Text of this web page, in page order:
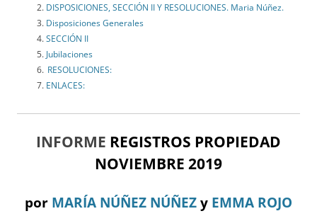
DISPOSICIONES, SECCIÓN II Y RESOLUCIONES. Maria Núñez.
Disposiciones Generales
SECCIÓN II
Jubilaciones
RESOLUCIONES:
ENLACES:
INFORME REGISTROS PROPIEDAD
NOVIEMBRE 2019
por MARÍA NÚÑEZ NÚÑEZ y EMMA ROJO